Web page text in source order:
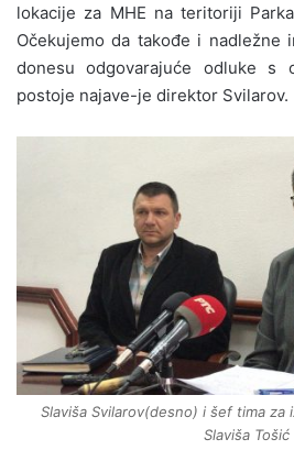
lokacije za MHE na teritoriji
Očekujemo da takođe i nadležne
donesu odgovarajuće odluke
postoje najave-je direktor Svilarov.
Slaviša Svilarov(desno) i šef tima za
Slaviša Tošić